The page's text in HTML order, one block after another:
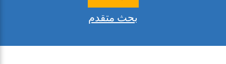
بحث متقدم